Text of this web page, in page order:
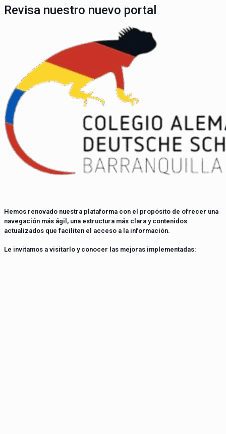
Revisa nuestro nuevo portal
Hemos renovado nuestra plataforma con el propósito de ofrecer una
navegación más ágil, una estructura más clara y contenidos
actualizados que faciliten el acceso a la información.
Le invitamos a visitarlo y conocer las mejoras implementadas: